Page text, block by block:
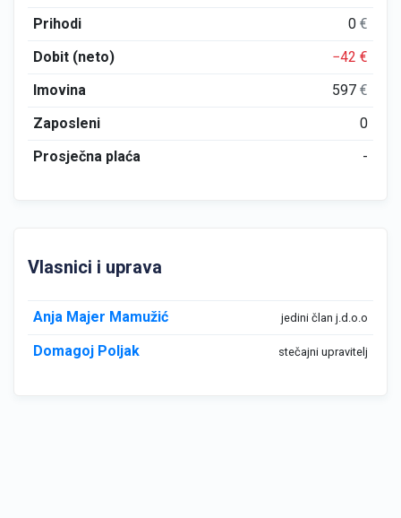
Prihodi
0€
Dobit (neto)
−42€
Imovina
597€
Zaposleni
0
Prosječna plaća
-
Vlasnici i uprava
Anja Majer Mamužić jedini član j.d.o.o
Domagoj Poljak stečajni upravitelj